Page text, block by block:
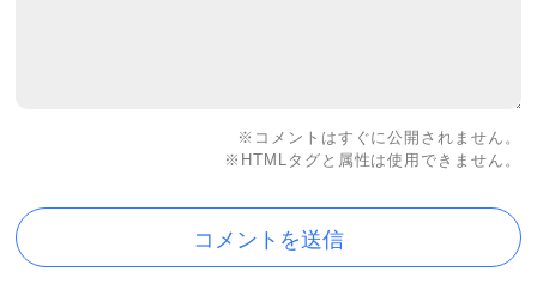
※コメントはすぐに公開されません。
※HTMLタグと属性は使用できません。